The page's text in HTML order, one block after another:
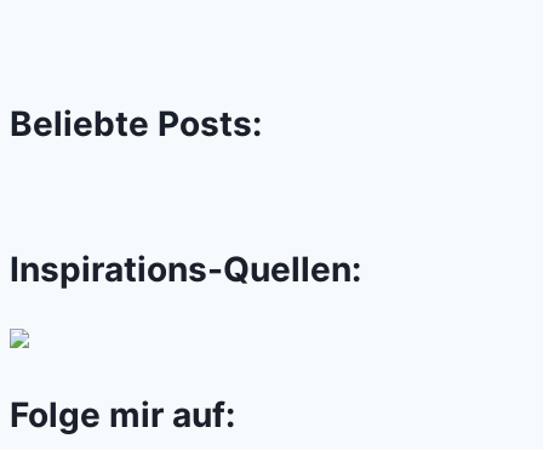
Beliebte Posts:
Inspirations-Quellen:
Folge mir auf: